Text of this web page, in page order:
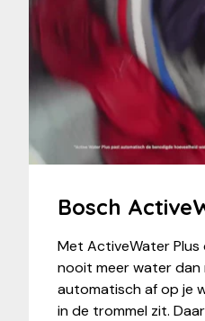
Bosch
Met ActiveWater Plus
nooit meer water
automatisch af op je
in de trommel zit.